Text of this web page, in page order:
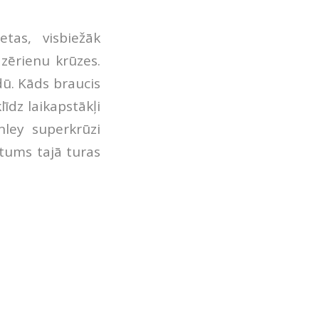
visbiežāk
krūzes.
Kāds braucis
laikapstākļi
superkrūzi
tajā turas